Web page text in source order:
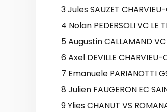
3 Jules SAUZET
4 Nolan PEDERSOLI VC LE
5 Augustin CALLAMAND VC
6 Axel DEVILLE CHARVIEU-
7 Emanuele PARIANOTTI
8 Julien FAUGERON EC
9 Ylies CHANUT VS